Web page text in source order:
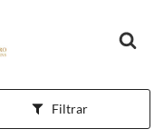
Filtrar